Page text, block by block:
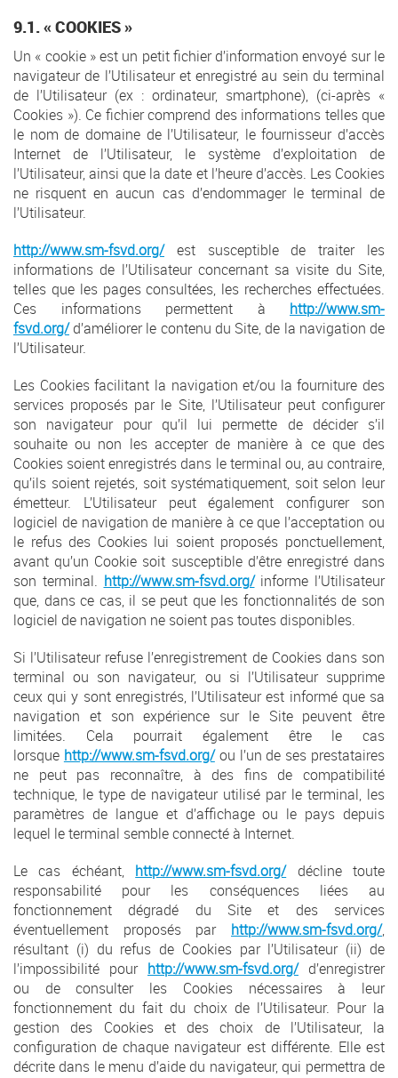
9.1. « COOKIES »
Un « cookie » est un petit fichier d’information envoyé sur le
navigateur de l’Utilisateur et enregistré au sein du terminal
de l’Utilisateur (ex : ordinateur, smartphone), (ci-après «
Cookies »). Ce fichier comprend des informations telles que
le nom de domaine de l’Utilisateur, le fournisseur d’accès
Internet de l’Utilisateur, le système d’exploitation de
l’Utilisateur, ainsi que la date et l’heure d’accès. Les Cookies
ne risquent en aucun cas d’endommager le terminal de
l’Utilisateur.
http://www.sm-fsvd.org/est susceptible de traiter les
informations de l’Utilisateur concernant sa visite du Site,
telles que les pages consultées, les recherches effectuées.
Ces informations permettent à http://www.sm-
fsvd.org/d’améliorer le contenu du Site, de la navigation de
l’Utilisateur.
Les Cookies facilitant la navigation et/ou la fourniture des
services proposés par le Site, l’Utilisateur peut configurer
son navigateur pour qu’il lui permette de décider s’il
souhaite ou non les accepter de manière à ce que des
Cookies soient enregistrés dans le terminal ou, au contraire,
qu’ils soient rejetés, soit systématiquement, soit selon leur
émetteur. L’Utilisateur peut également configurer son
logiciel de navigation de manière à ce que l’acceptation ou
le refus des Cookies lui soient proposés ponctuellement,
avant qu’un Cookie soit susceptible d’être enregistré dans
son terminal. http://www.sm-fsvd.org/informe l’Utilisateur
que, dans ce cas, il se peut que les fonctionnalités de son
logiciel de navigation ne soient pas toutes disponibles.
Si l’Utilisateur refuse l’enregistrement de Cookies dans son
terminal ou son navigateur, ou si l’Utilisateur supprime
ceux qui y sont enregistrés, l’Utilisateur est informé que sa
navigation et son expérience sur le Site peuvent être
limitées. Cela pourrait également être le cas
lorsque http://www.sm-fsvd.org/ou l’un de ses prestataires
ne peut pas reconnaître, à des fins de compatibilité
technique, le type de navigateur utilisé par le terminal, les
paramètres de langue et d’affichage ou le pays depuis
lequel le terminal semble connecté à Internet.
Le cas échéant, http://www.sm-fsvd.org/décline toute
responsabilité pour les conséquences liées au
fonctionnement dégradé du Site et des services
éventuellement proposés par http://www.sm-fsvd.org/,
résultant (i) du refus de Cookies par l’Utilisateur (ii) de
l’impossibilité pour http://www.sm-fsvd.org/d’enregistrer
ou de consulter les Cookies nécessaires à leur
fonctionnement du fait du choix de l’Utilisateur. Pour la
gestion des Cookies et des choix de l’Utilisateur, la
configuration de chaque navigateur est différente. Elle est
décrite dans le menu d’aide du navigateur, qui permettra de